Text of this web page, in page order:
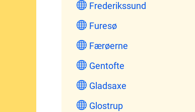
Frederikssund
Furesø
Færøerne
Gentofte
Gladsaxe
Glostrup